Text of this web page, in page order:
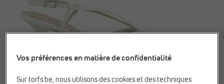
Vos préférences en matière de confidentialité
Sur torfs.be, nous utilisons des cookies et des techniques